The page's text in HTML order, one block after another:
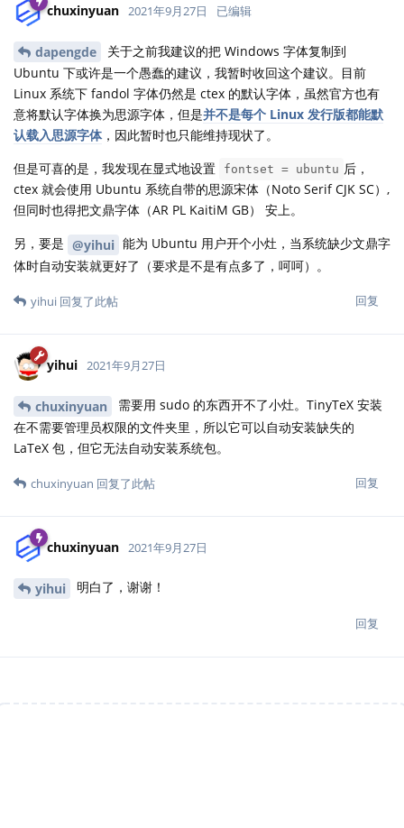
chuxinyuan 2021年9月27日 已编辑
dapengde
关于之前我建议的把 Windows 字体复制到
Ubuntu 下或许是一个愚蠢的建议，我暂时收回这个建议。目前
Linux 系统下 fandol 字体仍然是 ctex 的默认字体，虽然官方也有
意将默认字体换为思源字体，但是并不是每个 Linux 发行版都能默
认载入思源字体，因此暂时也只能维持现状了。
但是可喜的是，我发现在显式地设置
fontset = ubuntu 后，
ctex 就会使用 Ubuntu 系统自带的思源宋体（Noto Serif CJK SC）,
但同时也得把文鼎字体（AR PL KaitiM GB） 安上。
另，要是 @yihui 能为 Ubuntu 用户开个小灶，当系统缺少文鼎字
体时自动安装就更好了（要求是不是有点多了，呵呵）。
回复
yihui 回复了此帖
yihui 2021年9月27日
chuxinyuan
需要用 sudo 的东西开不了小灶。TinyTeX 安装
在不需要管理员权限的文件夹里，所以它可以自动安装缺失的
LaTeX 包，但它无法自动安装系统包。
回复
chuxinyuan 回复了此帖
chuxinyuan 2021年9月27日
yihui 明白了，谢谢！
回复